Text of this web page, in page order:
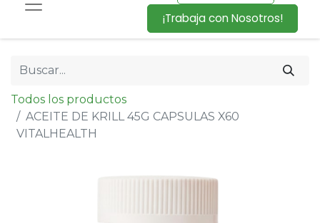
¡Trabaja con Nosotros!
Todos los productos
ACEITE DE KRILL 45G CAPSULAS X60
VITALHEALTH